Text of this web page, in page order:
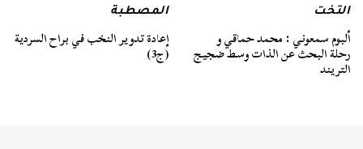
التخت
ألبوم سمعوني : محمد حماقي و
رحلة البحث عن الذات وسط ضجيج
التريند
المصطبة
إعادة تدوير النخب في براح السردية
(ج3)